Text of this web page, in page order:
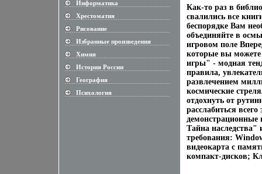
Информатика
............................................................
Хрестоматия
............................................................
Рисование
............................................................
Избранные произведения
............................................................
Химия
............................................................
История России
............................................................
География
............................................................
Психология
............................................................
Как-то раз в
свалились все
беспорядке Вам
объединяйте в
игровом поле
которые вы
игры" - модная
правила,
развлечением
космические
отдохнуть от
расслабиться
демонстрационные
Тайна
требования:
видеокарта с
компакт-дисков;